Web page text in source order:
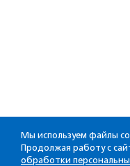
Мы используем файлы
Продолжая работу с
обработки